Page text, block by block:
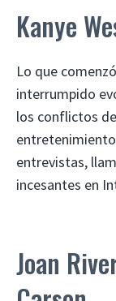
Kanye
Lo que
interrumpido
los conflictos
entrevistas,
incesantes en
Joan